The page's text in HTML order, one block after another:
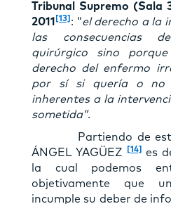
Tribunal Supremo (Sala
2011 [13] : “el derecho a la
las consecuencias
quirúrgico sino
derecho del enfermo
por sí si quería o no
inherentes a la
sometida”.
Partiendo de esta
ÁNGEL YAGÜEZ[14]
es
la cual podemos
objetivamente que
incumple su deber de